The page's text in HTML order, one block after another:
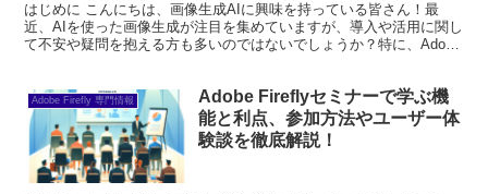
はじめに こんにちは、画像生成AIに興味を持っている皆さん！最
近、AIを使った画像生成が注目を集めていますが、導入や活用に関し
て不安や疑問を抱える方も多いのではないでしょうか？特に、Adobe
Adobe Firefly 専門情報
Adobe Fireflyセミナーで学ぶ機
能と利点、参加方法やユーザー体
験談を徹底解説！